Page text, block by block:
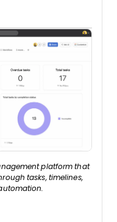
platform that
tasks, timelines,